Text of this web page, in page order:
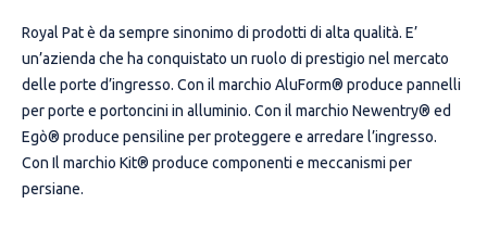
Royal Pat è da sempre sinonimo di prodotti di alta qualità. E’
un’azienda che ha conquistato un ruolo di prestigio nel mercato
delle porte d’ingresso. Con il marchio AluForm® produce pannelli
per porte e portoncini in alluminio. Con il marchio Newentry® ed
Egò® produce pensiline per proteggere e arredare l’ingresso.
Con Il marchio Kit® produce componenti e meccanismi per
persiane.